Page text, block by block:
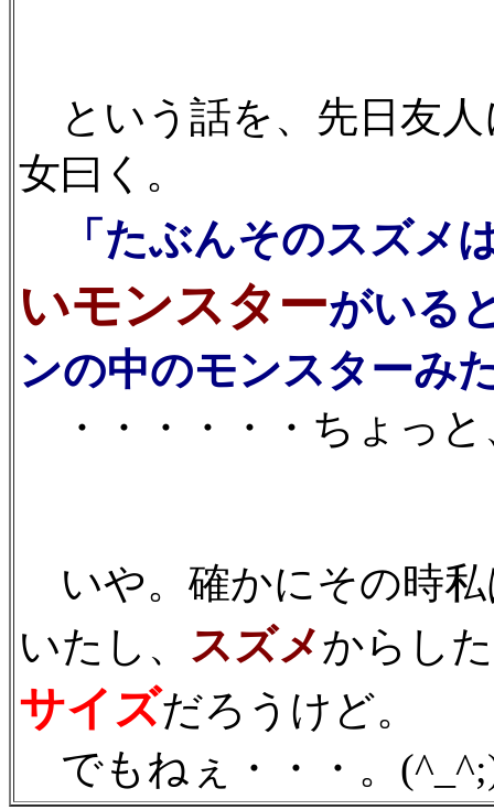
という話を、先日友
女曰く。
「たぶんそのスズメ
いモンスターがいる
ンの中のモンスターみ
・・・・・・ちょっと
いや。確かにその時
いたし、 スズメからし
サイズだろうけど。
でもねぇ・・・。